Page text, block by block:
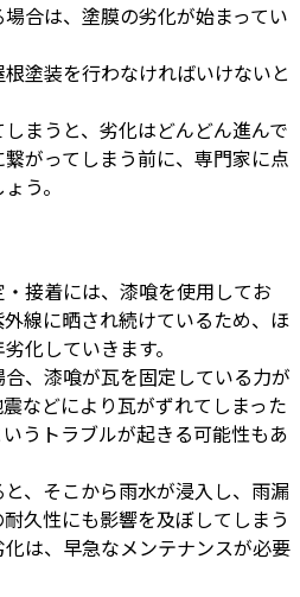
合は、塗膜の劣化が始まってい
塗装を行わなければいけないと
まうと、劣化はどんどん進んで
がってしまう前に、専門家に点
う。
接着には、漆喰を使用してお
線に晒され続けているため、ほ
化していきます。
、漆喰が瓦を固定している力が
などにより瓦がずれてしまった
うトラブルが起きる可能性もあ
、そこから雨水が浸入し、雨漏
久性にも影響を及ぼしてしまう
は、早急なメンテナンスが必要